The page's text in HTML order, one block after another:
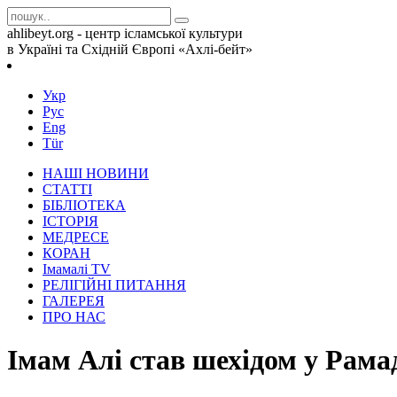
ahlibeyt.org - центр ісламської культури
в Україні та Східній Європі «Ахлі-бейт»
Укр
Рус
Eng
Tür
НАШІ НОВИНИ
СТАТТІ
БІБЛІОТЕКА
ІСТОРІЯ
МЕДРЕСЕ
КОРАН
Iмамалi TV
РЕЛІГІЙНІ ПИТАННЯ
ГАЛЕРЕЯ
ПРО НАС
Імам Алі став шехідом у